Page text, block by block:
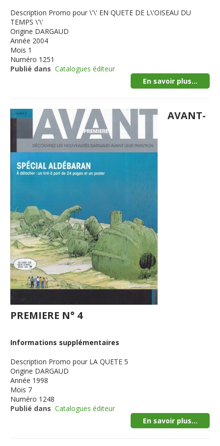
Description Promo pour \'\' EN QUETE DE L\'OISEAU DU
TEMPS \'\'
Origine DARGAUD
Année 2004
Mois 1
Numéro 1251
Publié dans Catalogues éditeur
En savoir plus...
AVANT-
PREMIERE N° 4
Informations supplémentaires
Description Promo pour LA QUETE 5
Origine DARGAUD
Année 1998
Mois 7
Numéro 1248
Publié dans Catalogues éditeur
En savoir plus...